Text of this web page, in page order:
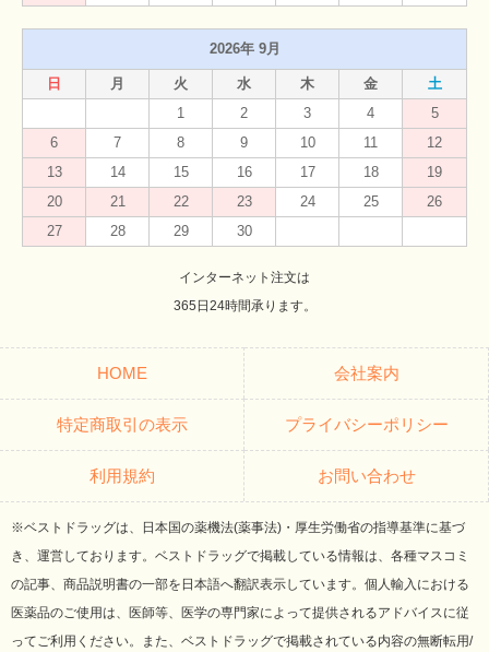
2026年 9月
日 月 火 水 木 金
土
1
2 3 4
5
6
7 8 9 10 11
12
13
14 15 16 17 18
19
20
21 22 23 24 25
26
27
28 29 30
インターネット注文は
365日24時間承ります。
HOME 会社案内
特定商取引の表示 プライバシーポリシー
利用規約 お問い合わせ
※ベストドラッグは、日本国の薬機法(薬事法)・厚生労働省の指導基準に基づ
き、運営しております。ベストドラッグで掲載している情報は、各種マスコミ
の記事、商品説明書の一部を日本語へ翻訳表示しています。個人輸入における
医薬品のご使用は、医師等、医学の専門家によって提供されるアドバイスに従
ってご利用ください。また、ベストドラッグで掲載されている内容の無断転用/